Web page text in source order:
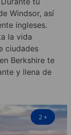
Windsor, así
ingleses.
la vida
ciudades
Berkshire te
y llena de
2+